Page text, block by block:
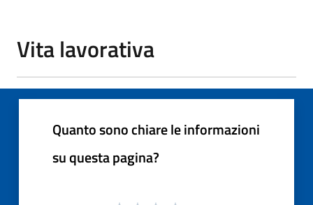
Vita lavorativa
Quanto sono chiare le informazioni
su questa pagina?